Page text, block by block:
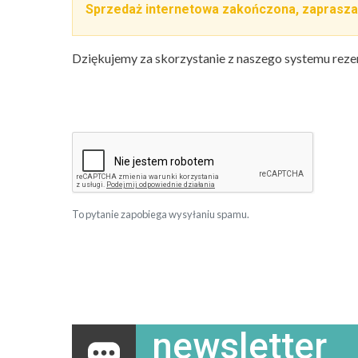
Sprzedaż internetowa zakończona,
Dziękujemy za skorzystanie z naszego systemu
To pytanie zapobiega wysyłaniu spamu.
newsletter